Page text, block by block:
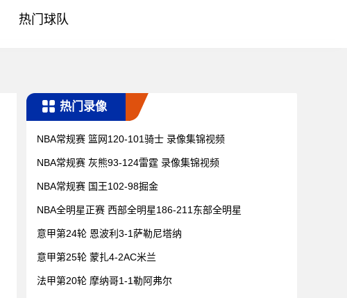
热门球队
热门录像
NBA常规赛 篮网120-101骑士 录像集锦视频
NBA常规赛 灰熊93-124雷霆 录像集锦视频
NBA常规赛 国王102-98掘金
NBA全明星正赛 西部全明星186-211东部全明星
意甲第24轮 恩波利3-1萨勒尼塔纳
意甲第25轮 蒙扎4-2AC米兰
法甲第20轮 摩纳哥1-1勒阿弗尔